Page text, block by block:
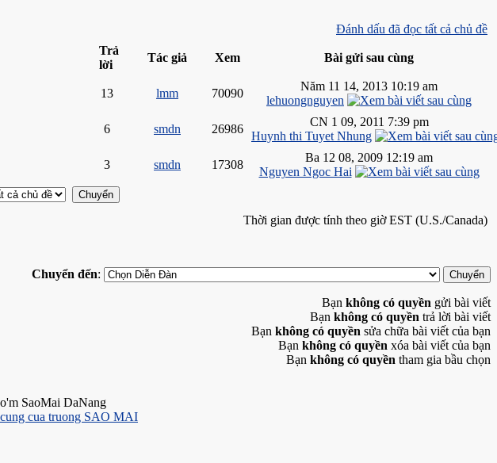
Đánh dấu đã đọc tất cả chủ đề
Trả
lời
Tác giả Xem Bài gửi sau cùng
13 lmm 70090
Năm 11 14, 2013 10:19 am
lehuongnguyen
6 smdn 26986
CN 1 09, 2011 7:39 pm
Huynh thi Tuyet Nhung
3 smdn 17308
Ba 12 08, 2009 12:19 am
Nguyen Ngoc Hai
Thời gian được tính theo giờ EST (U.S./Canada)
Chuyển đến:
Bạn không có quyền gửi bài viết
Bạn không có quyền trả lời bài viết
Bạn không có quyền sửa chữa bài viết của bạn
Bạn không có quyền xóa bài viết của bạn
Bạn không có quyền tham gia bầu chọn
SaoMai DaNang
cua truong SAO MAI